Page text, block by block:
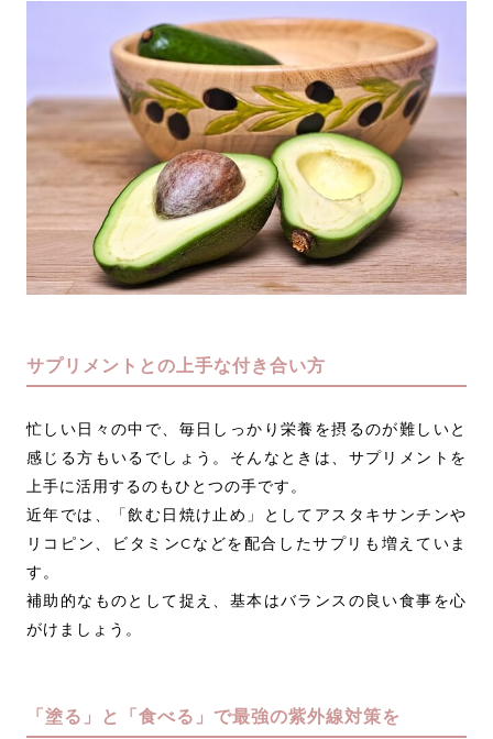
サプリメントとの上手な付き合い方
忙しい日々の中で、毎日しっかり栄養を摂るのが難しいと
感じる方もいるでしょう。そんなときは、サプリメントを
上手に活用するのもひとつの手です。
近年では、「飲む日焼け止め」としてアスタキサンチンや
リコピン、ビタミンCなどを配合したサプリも増えていま
す。
補助的なものとして捉え、基本はバランスの良い食事を心
がけましょう。
「塗る」と「食べる」で最強の紫外線対策を